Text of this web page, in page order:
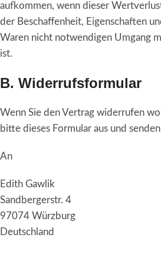
aufkommen, wenn dieser
der Beschaffenheit, Eigenschaften
Waren nicht notwendigen Umgang
ist.
B. Widerrufsformular
Wenn Sie den Vertrag widerrufen
bitte dieses Formular aus und
An
Edith Gawlik
Sandbergerstr. 4
97074 Würzburg
Deutschland